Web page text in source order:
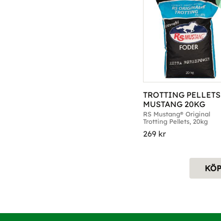
TROTTING PELLETS
MUSTANG 20KG
RS Mustang® Original
Trotting Pellets, 20kg
269 kr
KÖP